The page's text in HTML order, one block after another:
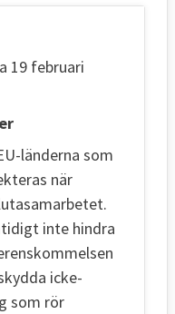
19 februari
länderna som
när
inte hindra
icke-
som rör